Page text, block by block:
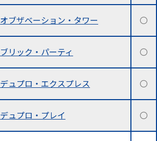
オブザベーション・タワー 〇
ブリック・パーティ 〇
デュプロ・エクスプレス 〇
デュプロ・プレイ 〇